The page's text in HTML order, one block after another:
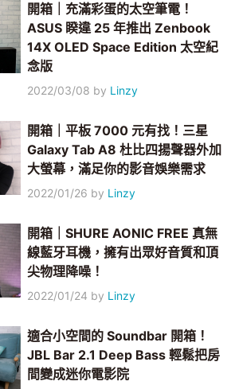
開箱｜充滿彩蛋的太空筆電！
ASUS 睽違 25 年推出 Zenbook
14X OLED Space Edition 太空紀
念版
2022/03/08 by Linzy
開箱｜平板 7000 元有找！三星
Galaxy Tab A8 杜比四揚聲器外加
大螢幕，滿足你的影音娛樂需求
2022/01/26 by Linzy
開箱｜SHURE AONIC FREE 真無
線藍牙耳機，擁有出眾好音質和頂
尖物理降噪！
2022/01/24 by Linzy
適合小空間的 Soundbar 開箱！
JBL Bar 2.1 Deep Bass 輕鬆把房
間變成迷你電影院